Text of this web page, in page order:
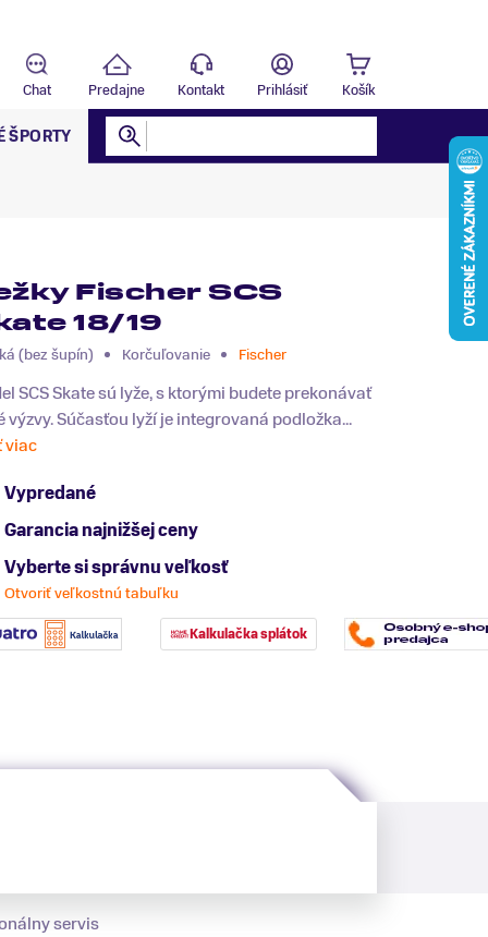
Chat Predajne Kontakt Prihlásiť Košík
ŠPORTY
Fischer SCS
18/19
(bez šupín) Korčuľovanie Fischer
SCS Skate sú lyže, s ktorými budete prekonávať
výzvy. Súčasťou lyží je integrovaná podložka...
viac
Vypredané
Garancia najnižšej ceny
Vyberte si správnu veľkosť
Otvoriť veľkostnú tabuľku
Kalkulačka splátok
servis